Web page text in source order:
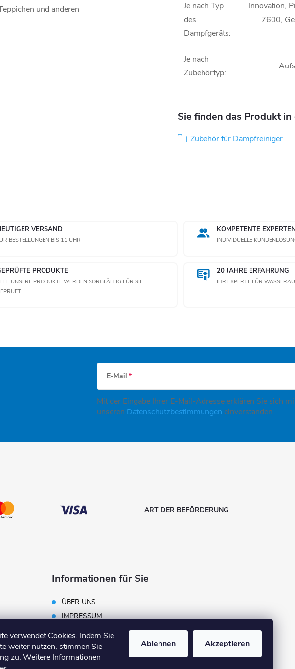
verwendet Cookies. Indem Sie
weiter nutzen, stimmen Sie
zu. Weitere Informationen
Ablehnen Akzeptieren
und anderen
Je nach Typ
des
Dampfgeräts:
Innovation,
7600,
Je nach
Zubehörtyp:
Sie finden das Produkt
Zubehör für Dampfreiniger
VERSAND
BESTELLUNGEN BIS 11 UHR
KOMPETENTE
INDIVIDUELLE
PRODUKTE
UNSERE PRODUKTE WERDEN SORGFÄLTIG FÜR SIE
20 JAHRE ERFAHRUNG
IHR EXPERTE FÜR
E-Mail
Mit der Eingabe Ihrer E-Mail-Adresse erklären Sie sich
unseren Datenschutzbestimmungen einverstanden.
ART DER BEFÖRDERUNG
Informationen für Sie
ÜBER UNS
IMPRESSUM
GESCHÄFTSBEDINGUNGEN
DATENSCHUTZERKLÄRUNG